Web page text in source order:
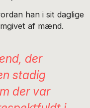
han i sit daglige
af mænd.
der
stadig
der var